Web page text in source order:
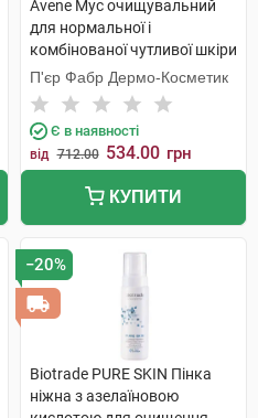
Avene Мус очищувальний
для нормальної і
комбінованої чутливої шкіри
150 мл 1 флакон
П'єр Фабр Дермо-Косметик
Є в наявності
від 712.00 534.00 грн
КУПИТИ
−20%
Biotrade PURE SKIN Пінка
ніжна з азелаїновою